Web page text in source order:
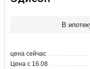
В
цена сейчас
Цена с 16.08